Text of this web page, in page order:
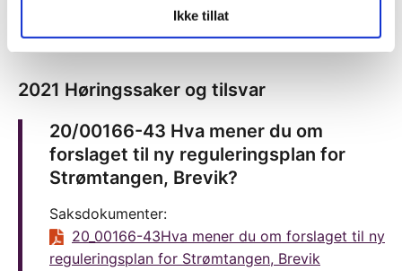
Ikke tillat
studentboliger Kjølnes
2021 Høringssaker og tilsvar
20/00166-43 Hva mener du om
forslaget til ny reguleringsplan for
Strømtangen, Brevik?
Saksdokumenter:
20_00166-43Hva mener du om forslaget til ny
reguleringsplan for Strømtangen, Brevik